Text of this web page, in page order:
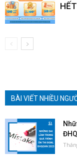
BÀI VIẾT NHIỀU